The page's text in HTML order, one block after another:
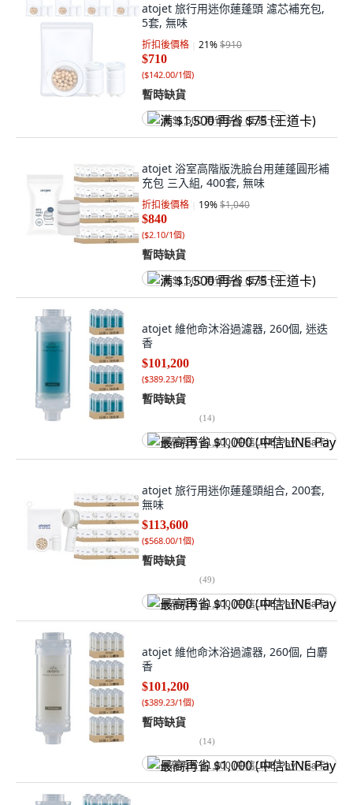
atojet 旅行用迷你蓮蓬頭 濾芯補充包,
5套, 無味
折扣後價格 21%$910
$710
($142.00/1個)
暫時缺貨
满 $1,500 再省 $75 (王道卡)
atojet 浴室高階版洗臉台用蓮蓬圓形補
充包 三入組, 400套, 無味
折扣後價格 19%$1,040
$840
($2.10/1個)
暫時缺貨
满 $1,500 再省 $75 (王道卡)
atojet 維他命沐浴過濾器, 260個, 迷迭
香
$101,200
($389.23/1個)
暫時缺貨
(14)
最高再省 $1,000 (中信LINE Pay Visa卡)
atojet 旅行用迷你蓮蓬頭組合, 200套,
無味
$113,600
($568.00/1個)
暫時缺貨
(49)
最高再省 $1,000 (中信LINE Pay Visa卡)
atojet 維他命沐浴過濾器, 260個, 白麝
香
$101,200
($389.23/1個)
暫時缺貨
(14)
最高再省 $1,000 (中信LINE Pay Visa卡)